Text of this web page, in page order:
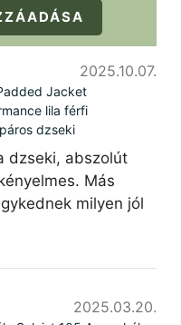
2025.10.07.
Jacket
lila férfi
dzseki
dzseki, abszolút
Más
milyen jól
2025.03.20.